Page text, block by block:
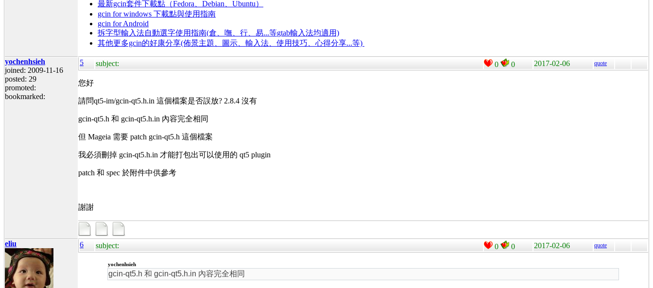
最新gcin套件下載點（Fedora、Debian、Ubuntu）
gcin for windows 下載點與使用指南
gcin for Android
拆字型輸入法自動選字使用指南(倉、嘸、行、易...等gtab輸入法均適用)
其他更多gcin的好康分享(佈景主題、圖示、輸入法、使用技巧、心得分享...等)
yochenhsieh
joined: 2009-11-16
posted: 29
promoted:
bookmarked:
5 subject: 0 0 2017-02-06 quote
您好
請問qt5-im/gcin-qt5.h.in 這個檔案是否誤放? 2.8.4 沒有
gcin-qt5.h 和 gcin-qt5.h.in 內容完全相同
但 Mageia 需要 patch gcin-qt5.h 這個檔案
我必須刪掉 gcin-qt5.h.in 才能打包出可以使用的 qt5 plugin
patch 和 spec 於附件中供參考
謝謝
eliu 6 subject: 0 0 2017-02-06 quote
yochenhsieh
gcin-qt5.h 和 gcin-qt5.h.in 內容完全相同